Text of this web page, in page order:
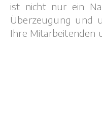
ist nicht nur ein
Überzeugung und
Ihre Mitarbeitenden